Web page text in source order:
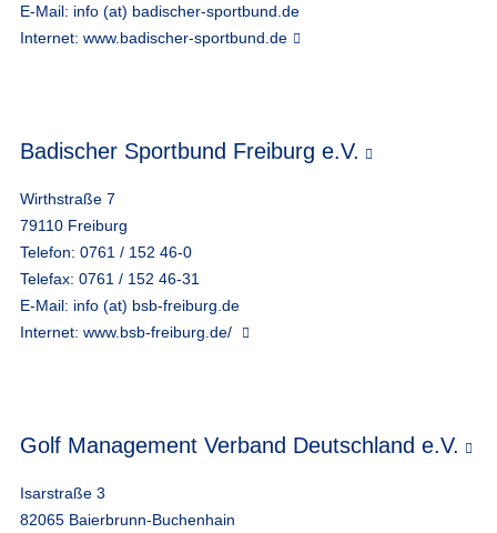
E-Mail: info (at) badischer-sportbund.de
Internet: www.badischer-sportbund.de
Badischer Sportbund Freiburg e.V.
Wirthstraße 7
79110 Freiburg
Telefon: 0761 / 152 46-0
Telefax: 0761 / 152 46-31
E-Mail: info (at) bsb-freiburg.de
Internet: www.bsb-freiburg.de/
Golf Management Verband Deutschland e.V.
Isarstraße 3
82065 Baierbrunn-Buchenhain